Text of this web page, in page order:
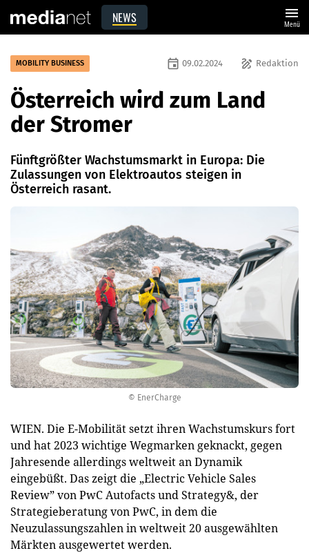
NEWS menu
Menü
© EnerCharge
MOBILITY BUSINESS draw Redaktion
event 09.02.2024
Österreich wird zum Land
der Stromer
Fünftgrößter Wachstumsmarkt in Europa: Die
Zulassungen von Elektroautos steigen in
Österreich rasant.
WIEN. Die E-Mobilität setzt ihren Wachstumskurs fort
und hat 2023 wichtige Wegmarken geknackt, gegen
Jahresende allerdings weltweit an Dynamik
eingebüßt. Das zeigt die „Electric Vehicle Sales
Review” von PwC Autofacts und Strategy&, der
Strategieberatung von PwC, in dem die
Neuzulassungszahlen in weltweit 20 ausgewählten
Märkten ausgewertet werden.